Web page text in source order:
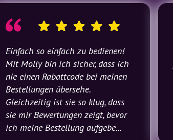
Einfach so einfach zu bedienen!
Mit Molly bin ich sicher, dass ich
nie einen Rabattcode bei meinen
Bestellungen übersehe.
Gleichzeitig ist sie so klug, dass
sie mir Bewertungen zeigt, bevor
ich meine Bestellung aufgebe...